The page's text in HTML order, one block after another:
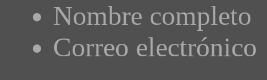
Nombre completo
Correo electrónico